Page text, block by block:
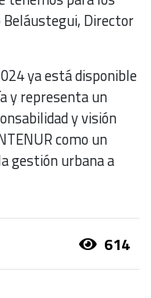
Beláustegui, Director
ya está disponible
y representa un
y visión
como un
gestión urbana a
614